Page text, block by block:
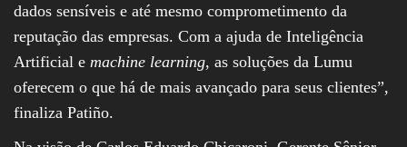
dados sensíveis e até mesmo comprometimento da
reputação das empresas. Com a ajuda de Inteligência
Artificial e machine learning, as soluções da Lumu
oferecem o que há de mais avançado para seus clientes”,
finaliza Patiño.